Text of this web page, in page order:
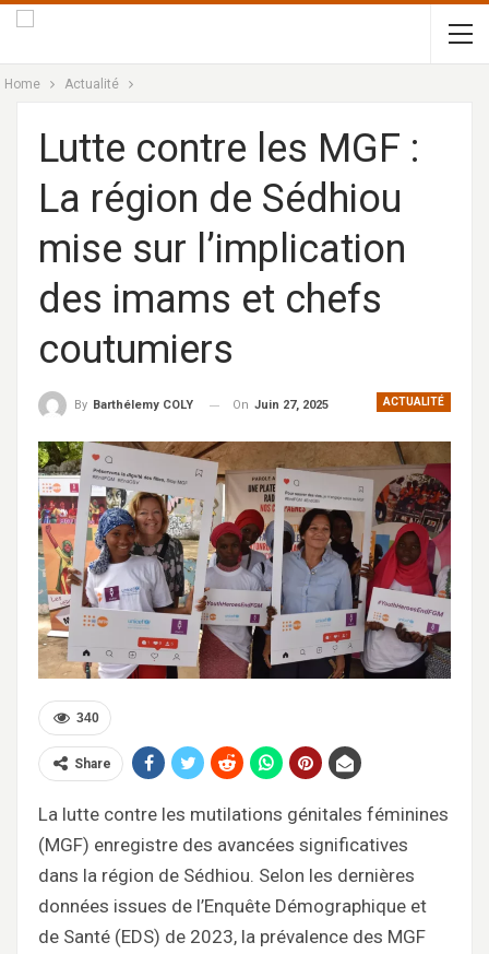
Home Actualité
Lutte contre les MGF :
La région de Sédhiou
mise sur l’implication
des imams et chefs
coutumiers
ACTUALITÉ
By Barthélemy COLY On Juin 27, 2025
340
Share
La lutte contre les mutilations génitales féminines
(MGF) enregistre des avancées significatives
dans la région de Sédhiou. Selon les dernières
données issues de l’Enquête Démographique et
de Santé (EDS) de 2023, la prévalence des MGF